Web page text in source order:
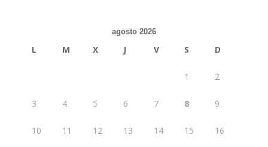
agosto 2026
L M X J V S D
1 2
3 4 5 6 7 8 9
10 11 12 13 14 15 16